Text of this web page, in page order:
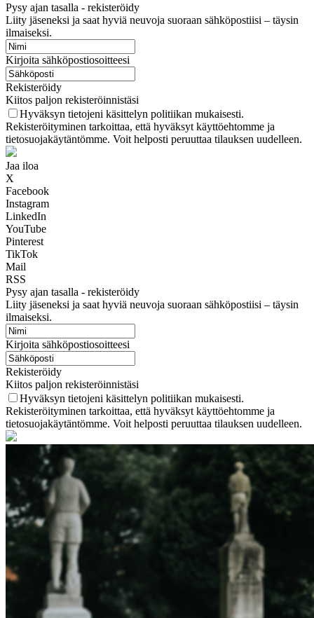
Pysy ajan tasalla - rekisteröidy
Liity jäseneksi ja saat hyviä neuvoja suoraan sähköpostiisi – täysin
ilmaiseksi.
Kirjoita sähköpostiosoitteesi
Rekisteröidy
Kiitos paljon rekisteröinnistäsi
Hyväksyn tietojeni käsittelyn politiikan mukaisesti.
Rekisteröityminen tarkoittaa, että hyväksyt käyttöehtomme ja
tietosuojakäytäntömme. Voit helposti peruuttaa tilauksen uudelleen.
Jaa iloa
X
Facebook
Instagram
LinkedIn
YouTube
Pinterest
TikTok
Mail
RSS
Pysy ajan tasalla - rekisteröidy
Liity jäseneksi ja saat hyviä neuvoja suoraan sähköpostiisi – täysin
ilmaiseksi.
Kirjoita sähköpostiosoitteesi
Rekisteröidy
Kiitos paljon rekisteröinnistäsi
Hyväksyn tietojeni käsittelyn politiikan mukaisesti.
Rekisteröityminen tarkoittaa, että hyväksyt käyttöehtomme ja
tietosuojakäytäntömme. Voit helposti peruuttaa tilauksen uudelleen.